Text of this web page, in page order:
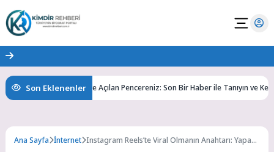
Son Eklenenler
Bilgiye Açılan Pencereniz: Son Bir Haber ile Tanıyın ve Keşfedin
Ana Sayfa İnternet Instagram Reels’te Viral Olmanın Anahtarı: Yapay